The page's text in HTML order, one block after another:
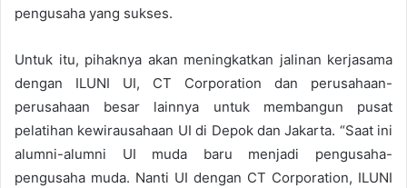
pengusaha yang sukses.
Untuk itu, pihaknya akan meningkatkan jalinan kerjasama
dengan ILUNI UI, CT Corporation dan perusahaan-
perusahaan besar lainnya untuk membangun pusat
pelatihan kewirausahaan UI di Depok dan Jakarta. “Saat ini
alumni-alumni UI muda baru menjadi pengusaha-
pengusaha muda. Nanti UI dengan CT Corporation, ILUNI